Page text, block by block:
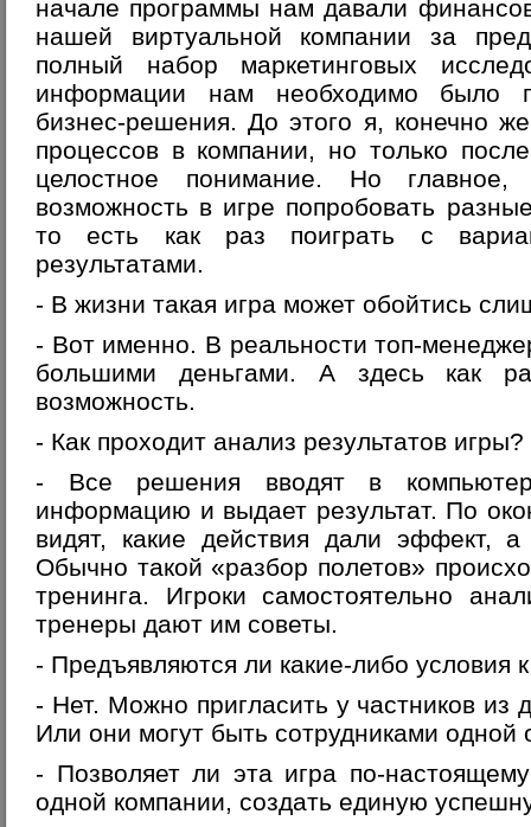
начале программы нам давали
нашей виртуальной компании за
полный набор маркетинговых
информации нам необходимо было
бизнес-решения. До этого я, конечно
процессов в компании, но только
целостное понимание. Но
возможность в игре попробовать
то есть как раз поиграть с
результатами.
- В жизни такая игра может обойтись
- Вот именно. В реальности топ-
большими деньгами. А здесь как
возможность.
- Как проходит анализ результатов игры?
- Все решения вводят в
информацию и выдает результат. По
видят, какие действия дали эффект,
Обычно такой «разбор полетов»
тренинга. Игроки самостоятельно
тренеры дают им советы.
- Предъявляются ли какие-либо условия
- Нет. Можно пригласить у частников из
Или они могут быть сотрудниками одной
- Позволяет ли эта игра по-
одной компании, создать единую